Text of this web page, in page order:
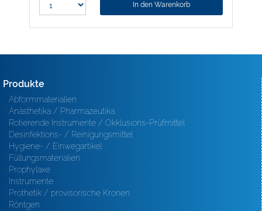
In den Warenkorb
Produkte
Abformmaterialien
Anästhetika / Pharmazeutika
Rotierende Instrumente / Okklusions-Prüfmittel
Desinfektions- / Reinigungsmittel
Hygiene- / Einwegartikel
Füllungsmaterialien
Prophylaxe
Instrumente
Prothetik / provisorische Kronen
Röntgen